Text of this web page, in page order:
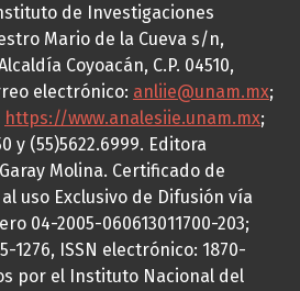
de Investigaciones
Mario de la Cueva s/n,
Coyoacán, C.P. 04510,
electrónico: anliie@unam.mx;
https://www.analesiie.unam.mx;
y (55)5622.6999. Editora
Molina. Certificado de
uso Exclusivo de Difusión vía
04-2005-060613011700-203;
1276, ISSN electrónico: 1870-
por el Instituto Nacional del